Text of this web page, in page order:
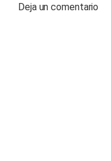
Deja un comentario